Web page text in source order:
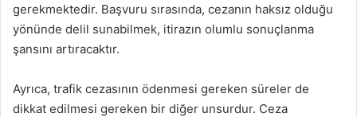
gerekmektedir. Başvuru sırasında, cezanın haksız olduğu
yönünde delil sunabilmek, itirazın olumlu sonuçlanma
şansını artıracaktır.
Ayrıca, trafik cezasının ödenmesi gereken süreler de
dikkat edilmesi gereken bir diğer unsurdur. Ceza